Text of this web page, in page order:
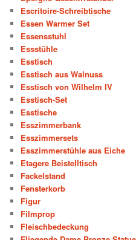
Escritoire-Schreibtische
Essen Warmer Set
Essensstuhl
Essstühle
Esstisch
Esstisch aus Walnuss
Esstisch von Wilhelm IV
Esstisch-Set
Esstische
Esszimmerbank
Esszimmersets
Esszimmerstühle aus Eiche
Etagere Beistelltisch
Fackelstand
Fensterkorb
Figur
Filmprop
Fleischbedeckung